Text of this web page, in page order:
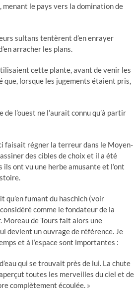
menant le pays vers la domination de
sultans tentèrent d’en enrayer
arracher les plans.
cette plante, avant de venir les
que, lorsque les jugements étaient pris,
l’ouest ne l’aurait connu qu’à partir
faisait régner la terreur dans le Moyen-
des cibles de choix et il a été
ont vu une herbe amusante et l’ont
qu’en fumant du haschich (voir
comme le fondateur de la
Moreau de Tours fait alors une
devient un ouvrage de référence. Je
et à l’espace sont importantes :
qui se trouvait près de lui. La chute
toutes les merveilles du ciel et de
complètement écoulée. »